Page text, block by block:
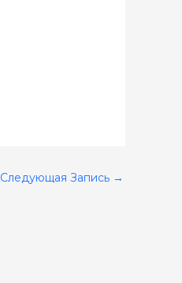
Следующая Запись →